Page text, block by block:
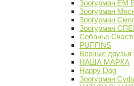
Зоогурман
Зоогурман
Зоогурман
Зоогурман
Собачье
PUFFINS
Верные друзья
НАША МАРКА
Happy Dog
Зоогурман